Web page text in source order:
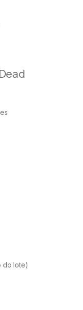
do lote)